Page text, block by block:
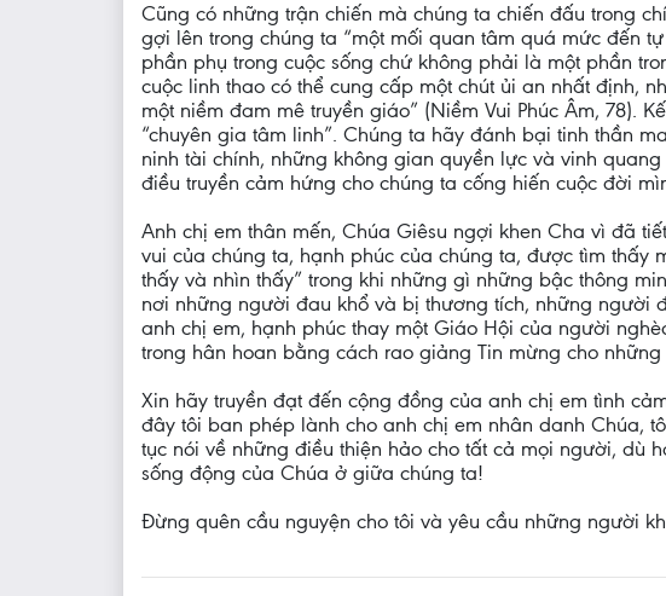
Cũng có những trận chiến mà chúng ta chiến đấu trong
gợi lên trong chúng ta “một mối quan tâm quá mức đến
phần phụ trong cuộc sống chứ không phải là một phần
cuộc linh thao có thể cung cấp một chút ủi an nhất định,
một niềm đam mê truyền giáo” (Niềm Vui Phúc Âm, 78).
“chuyên gia tâm linh”. Chúng ta hãy đánh bại tinh thần
ninh tài chính, những không gian quyền lực và vinh
điều truyền cảm hứng cho chúng ta cống hiến cuộc đời
Anh chị em thân mến, Chúa Giêsu ngợi khen Cha vì đã
vui của chúng ta, hạnh phúc của chúng ta, được tìm
thấy và nhìn thấy” trong khi những gì những bậc thông
nơi những người đau khổ và bị thương tích, những người
anh chị em, hạnh phúc thay một Giáo Hội của người
trong hân hoan bằng cách rao giảng Tin mừng cho
Xin hãy truyền đạt đến cộng đồng của anh chị em tình
đây tôi ban phép lành cho anh chị em nhân danh Chúa,
tục nói về những điều thiện hảo cho tất cả mọi người, dù
sống động của Chúa ở giữa chúng ta!
Đừng quên cầu nguyện cho tôi và yêu cầu những người